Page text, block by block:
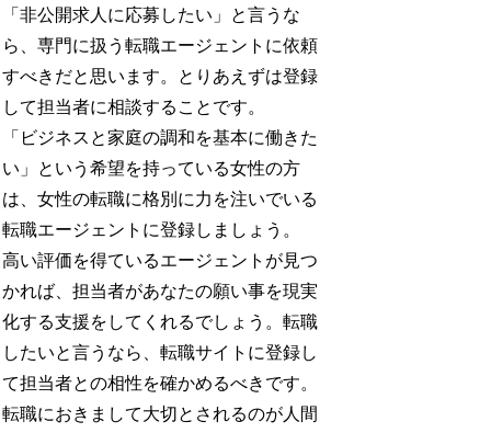
「非公開求人に応募したい」と言うな
ら、専門に扱う転職エージェントに依頼
すべきだと思います。とりあえずは登録
して担当者に相談することです。
「ビジネスと家庭の調和を基本に働きた
い」という希望を持っている女性の方
は、女性の転職に格別に力を注いでいる
転職エージェントに登録しましょう。
高い評価を得ているエージェントが見つ
かれば、担当者があなたの願い事を現実
化する支援をしてくれるでしょう。転職
したいと言うなら、転職サイトに登録し
て担当者との相性を確かめるべきです。
転職におきまして大切とされるのが人間